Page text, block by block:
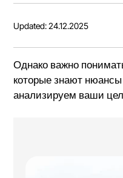
Updated: 24.12.2025
Однако важно
которые знают
анализируем ваши